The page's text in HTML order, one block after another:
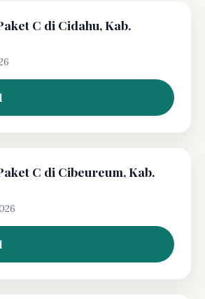
C di Cidahu, Kab.
C di Cibeureum, Kab.